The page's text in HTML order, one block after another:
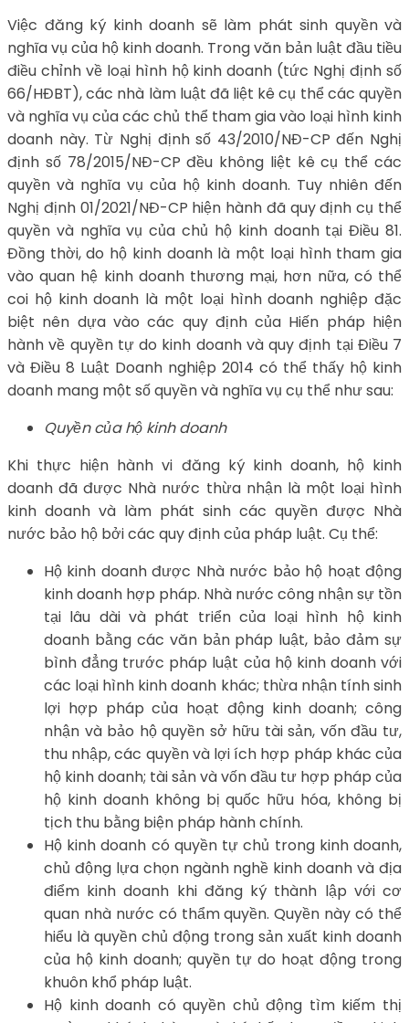
Việc đăng ký kinh doanh sẽ làm phát sinh quyền và
nghĩa vụ của hộ kinh doanh. Trong văn bản luật đầu tiều
điều chỉnh về loại hình hộ kinh doanh (tức Nghị định số
66/HĐBT), các nhà làm luật đã liệt kê cụ thể các quyền
và nghĩa vụ của các chủ thể tham gia vào loại hình kinh
doanh này. Từ Nghị định số 43/2010/NĐ-CP đến Nghị
định số 78/2015/NĐ-CP đều không liệt kê cụ thể các
quyền và nghĩa vụ của hộ kinh doanh. Tuy nhiên đến
Nghị định 01/2021/NĐ-CP hiện hành đã quy định cụ thể
quyền và nghĩa vụ của chủ hộ kinh doanh tại Điều 81.
Đồng thời, do hộ kinh doanh là một loại hình tham gia
vào quan hệ kinh doanh thương mại, hơn nữa, có thể
coi hộ kinh doanh là một loại hình doanh nghiệp đặc
biệt nên dựa vào các quy định của Hiến pháp hiện
hành về quyền tự do kinh doanh và quy định tại Điều 7
và Điều 8 Luật Doanh nghiệp 2014 có thể thấy hộ kinh
doanh mang một số quyền và nghĩa vụ cụ thể như sau:
Quyền của hộ kinh doanh
Khi thực hiện hành vi đăng ký kinh doanh, hộ kinh
doanh đã được Nhà nước thừa nhận là một loại hình
kinh doanh và làm phát sinh các quyền được Nhà
nước bảo hộ bởi các quy định của pháp luật. Cụ thể:
Hộ kinh doanh được Nhà nước bảo hộ hoạt động
kinh doanh hợp pháp. Nhà nước công nhận sự tồn
tại lâu dài và phát triển của loại hình hộ kinh
doanh bằng các văn bản pháp luật, bảo đảm sự
bình đẳng trước pháp luật của hộ kinh doanh với
các loại hình kinh doanh khác; thừa nhận tính sinh
lợi hợp pháp của hoạt động kinh doanh; công
nhận và bảo hộ quyền sở hữu tài sản, vốn đầu tư,
thu nhập, các quyền và lợi ích hợp pháp khác của
hộ kinh doanh; tài sản và vốn đầu tư hợp pháp của
hộ kinh doanh không bị quốc hữu hóa, không bị
tịch thu bằng biện pháp hành chính.
Hộ kinh doanh có quyền tự chủ trong kinh doanh,
chủ động lựa chọn ngành nghề kinh doanh và địa
điểm kinh doanh khi đăng ký thành lập với cơ
quan nhà nước có thẩm quyền. Quyền này có thể
hiểu là quyền chủ động trong sản xuất kinh doanh
của hộ kinh doanh; quyền tự do hoạt động trong
khuôn khổ pháp luật.
Hộ kinh doanh có quyền chủ động tìm kiếm thị